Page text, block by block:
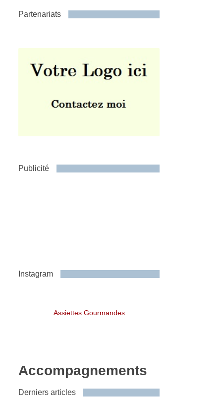
Partenariats
Publicité
Instagram
Assiettes Gourmandes
Accompagnements
Derniers articles